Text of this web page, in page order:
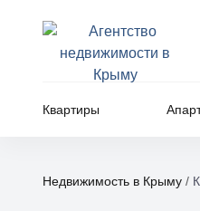
Квартиры
Недвижимость в Крыму /